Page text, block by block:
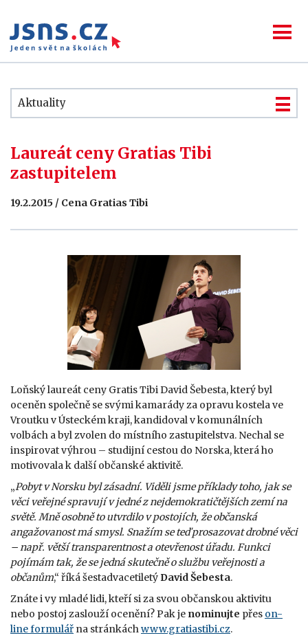
Aktuality
Laureát ceny Gratias Tibi
zastupitelem
19.2.2015 / Cena Gratias Tibi
Loňský laureát ceny Gratis Tibi David Šebesta, který byl
oceněn společně se svými kamarády za opravu kostela ve
Vroutku v Ústeckém kraji, kandidoval v komunálních
volbách a byl zvolen do místního zastupitelstva. Nechal se
inspirovat výhrou – studijní cestou do Norska, která ho
motivovala k další občanské aktivitě.
„Pobyt v Norsku byl zásadní. Viděli jsme příklady toho, jak se
věci veřejné spravují v jedné z nejdemokratičtějších zemí na
světě. Mně osobně to utvrdilo v postojích, že občanská
angažovanost má smysl. Snažím se teď prosazovat drobné věci
– např. větší transparentnost a otevřenost úřadu. Funkci
pojímám tak, že se jedná skutečně o službu veřejnosti a
občanům,“ říká šestadvacetiletý David Šebesta.
Znáte i vy mladé lidi, kteří si za svou občanskou aktivitu
nebo postoj zaslouží ocenění? Pak je nominujte přes on-
line formulář na stránkáchwww.gratiastibi.cz.